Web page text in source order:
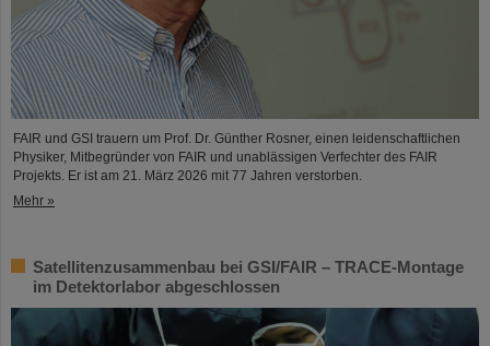
FAIR und GSI trauern um Prof. Dr. Günther Rosner, einen leidenschaftlichen
Physiker, Mitbegründer von FAIR und unablässigen Verfechter des FAIR
Projekts. Er ist am 21. März 2026 mit 77 Jahren verstorben.
Mehr »
Satellitenzusammenbau bei GSI/FAIR – TRACE-Montage
im Detektorlabor abgeschlossen